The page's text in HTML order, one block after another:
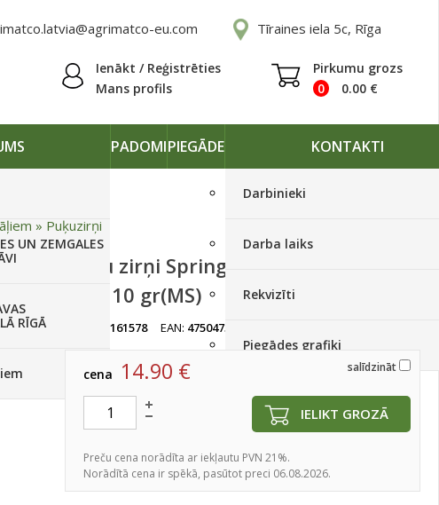
eu.com Tīraines iela 5c, Rīga
Ienākt / Reģistrēties
Mans profils
Pirkumu grozs
0
0.00 €
UN ZEMGALES
RĪGĀ
PADOMIPIEGĀDE KONTAKTI
Darbinieki
Darba laiks
Rekvizīti
Piegādes grafiki
» Puķuzirņi
Puķu zirņi Spring Sunshine Light
Blue 10 gr(MS)
artikuls:161578 EAN: 4750473020277
salīdzināt
cena 14.90 €
IELIKT GROZĀ
Preču cena norādīta ar iekļautu PVN 21%.
Norādītā cena ir spēkā, pasūtot preci 06.08.2026.